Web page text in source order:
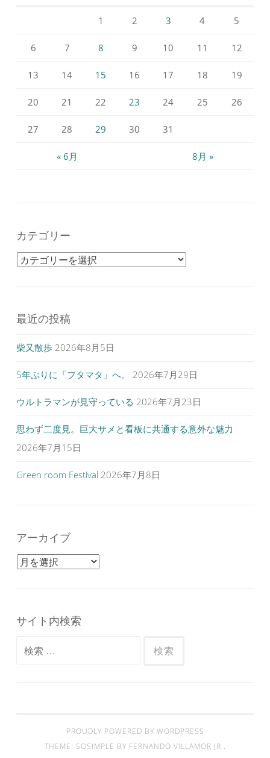
« 6月 8月 »
1 2 3 4 5
6 7 8 9 10 11 12
13 14 15 16 17 18 19
20 21 22 23 24 25 26
27 28 29 30 31
カテゴリー
カテゴリー
最近の投稿
柴又散歩 2026年8月5日
5年ぶりに「フタマタ」へ。 2026年7月29日
ウルトラマンが見守っている 2026年7月23日
思わず二度見。巨大サメと看板に共通する意外な魅力
2026年7月15日
Green room Festival 2026年7月8日
アーカイブ
アーカイブ
サイト内検索
検索:
PROUDLY POWERED BY WORDPRESS
THEME: SOSIMPLE BY FERNANDO VILLAMOR JR..